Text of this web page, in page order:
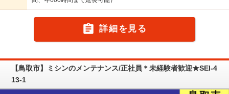
 詳細を見る
【鳥取市】ミシンのメンテナンス/正社員＊未経験者歓迎★SEI-4
13-1